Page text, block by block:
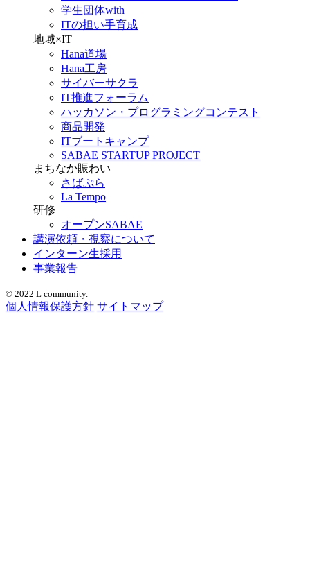
学生団体with
ITの担い手育成
地域×IT
Hana道場
Hana工房
サイバーサクラ
IT推進フォーラム
ハッカソン・プログラミングコンテスト
商品開発
ITブートキャンプ
SABAE STARTUP PROJECT
まちなか賑わい
さばぷら
La Tempo
研修
オープンSABAE
講演依頼・視察について
インターン生採用
事業報告
© 2022 L community.
個人情報保護方針 サイトマップ